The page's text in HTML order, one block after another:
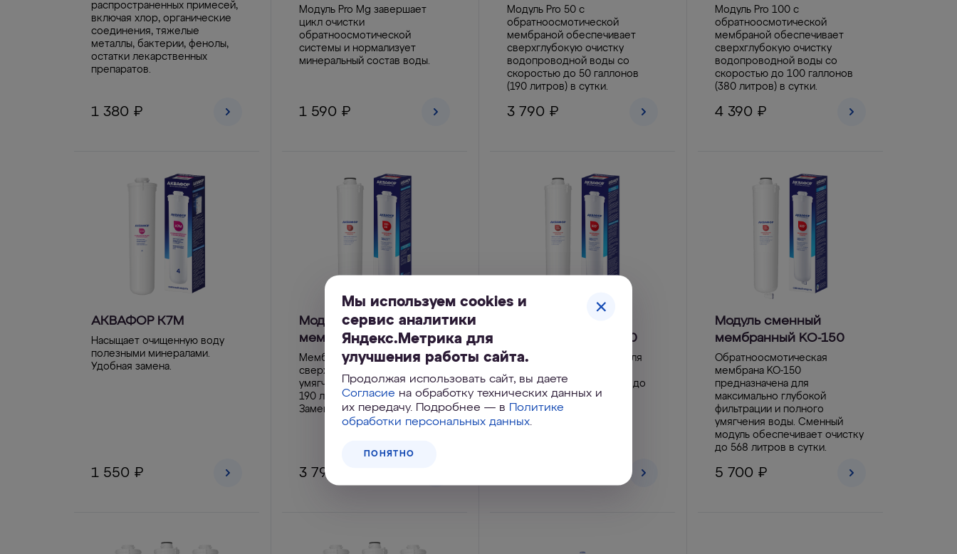
распространенных примесей,
включая хлор, органические
соединения, тяжелые
металлы, бактерии, фенолы,
остатки лекарственных
препаратов.
1 380 ₽
Модуль Pro Mg завершает
цикл очистки
обратноосмотической
системы и нормализует
минеральный состав воды.
1 590 ₽
Модуль Pro 50 с
обратноосмотической
мембраной обеспечивает
сверхглубокую очистку
водопроводной воды со
скоростью до 50 галлонов
(190 литров) в сутки.
3 790 ₽
Модуль Pro 100 с
обратноосмотической
мембраной обеспечивает
сверхглубокую очистку
водопроводной воды со
скоростью до 100 галлонов
(380 литров) в сутки.
4 390 ₽
АКВАФОР К7М
Насыщает очищенную воду
полезными минералами.
Удобная замена.
1 550 ₽
Модуль сменный
мембранный КО-50
Мембранный картридж для
сверхглубокой очистки и
умягчения воды. Очистит до
190 литров воды в сутки.
Заменяется с корпусом.
3 790 ₽
мембранный КО-100
Мембранный картридж для
умягчения воды. Очистит до
375 литров воды в сутки.
Заменяется с корпусом.
Модуль сменный
мембранный KО-150
Обратноосмотическая
мембрана KO-150
предназначена для
максимально глубокой
фильтрации и полного
умягчения воды. Сменный
модуль обеспечивает очистку
до 568 литров в сутки.
5 700 ₽
Мы используем cookies и
сервис аналитики
Яндекс.Метрика для
улучшения работы сайта.
Продолжая использовать сайт, вы даете
Согласие на обработку технических данных и
их передачу. Подробнее — в Политике
обработки персональных данных.
ПОНЯТНО